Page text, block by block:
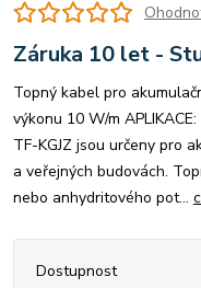
Záruka 10 let -
Topný kabel pro
výkonu 10 W/m
TF-KGJZ jsou určeny pro
a veřejných budovách.
nebo anhydritového pot...
Dostupnost